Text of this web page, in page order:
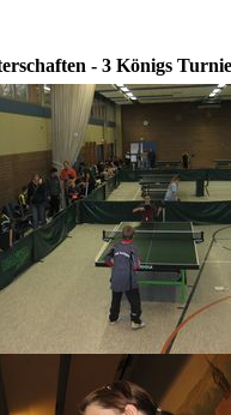
- 3 Königs